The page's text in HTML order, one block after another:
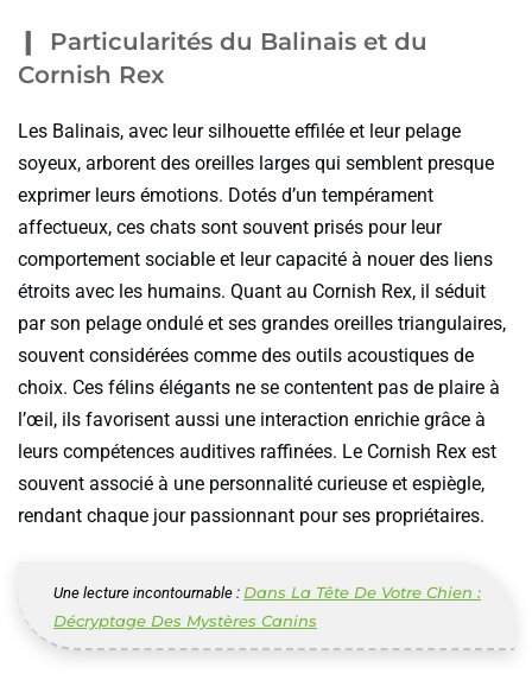
Particularités du Balinais et du
Cornish Rex
Les Balinais, avec leur silhouette effilée et leur pelage
soyeux, arborent des oreilles larges qui semblent presque
exprimer leurs émotions. Dotés d’un tempérament
affectueux, ces chats sont souvent prisés pour leur
comportement sociable et leur capacité à nouer des liens
étroits avec les humains. Quant au Cornish Rex, il séduit
par son pelage ondulé et ses grandes oreilles triangulaires,
souvent considérées comme des outils acoustiques de
choix. Ces félins élégants ne se contentent pas de plaire à
l’œil, ils favorisent aussi une interaction enrichie grâce à
leurs compétences auditives raffinées. Le Cornish Rex est
souvent associé à une personnalité curieuse et espiègle,
rendant chaque jour passionnant pour ses propriétaires.
Une lecture incontournable : Dans La Tête De Votre Chien :
Décryptage Des Mystères Canins